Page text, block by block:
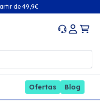
de 49,9€
Ofertas Blog